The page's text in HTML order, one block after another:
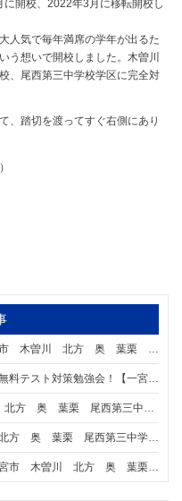
開校、2022年3月に移転開校し
人気で毎年満席の学年が出るた
う想いで開校しました。木曽川
、尾西第三中学校学区に完全対
、踏切を渡ってすぐ右側にあり